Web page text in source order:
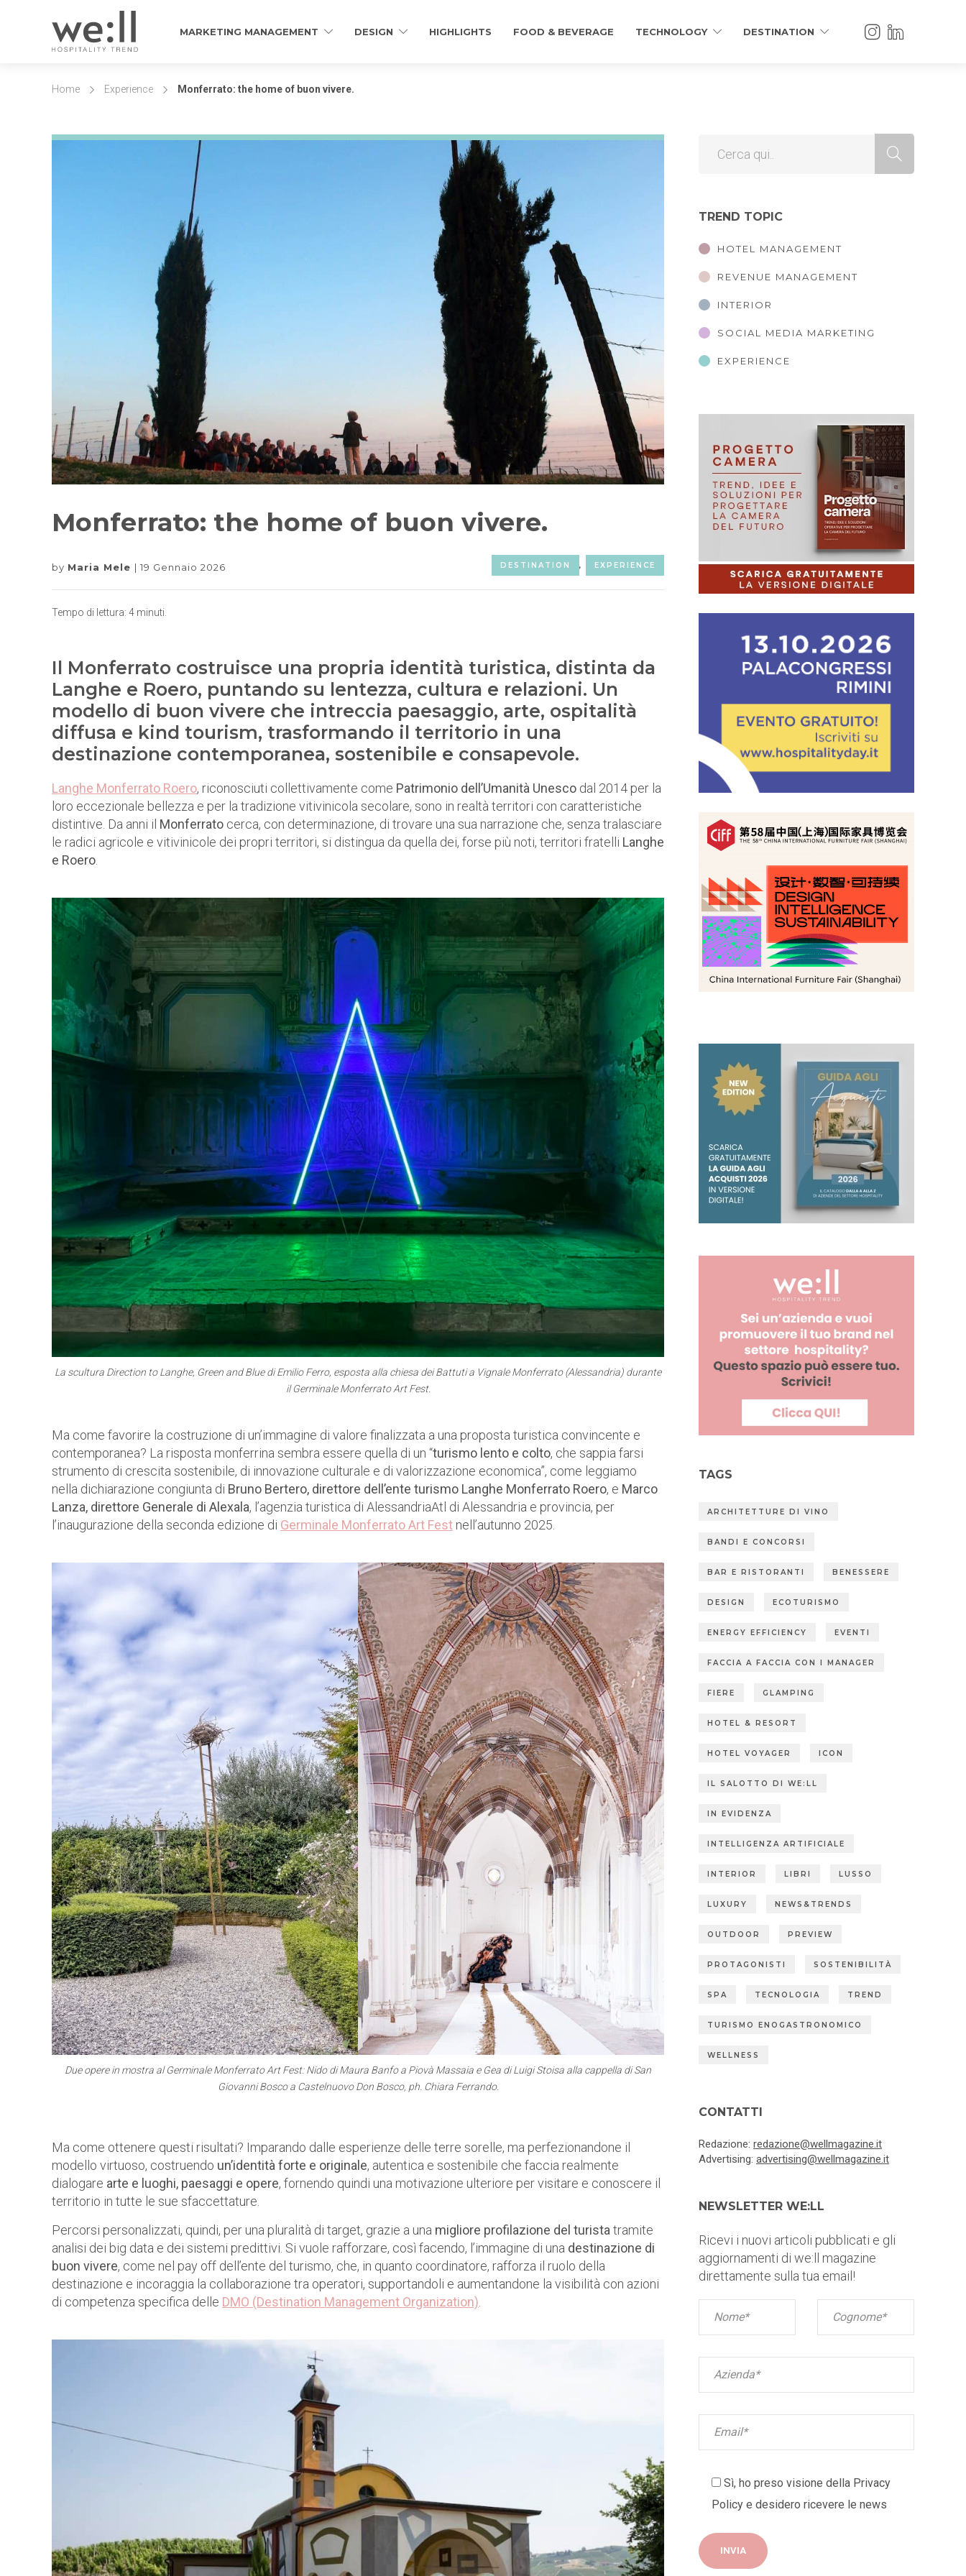
MARKETING MANAGEMENT DESIGN HIGHLIGHTS FOOD & BEVERAGE TECHNOLOGY DESTINATION
Home Experience Monferrato: the home of buon vivere.
Monferrato: the home of buon vivere.
by Maria Mele 19 Gennaio 2026 DESTINATION , EXPERIENCE
Tempo di lettura: 4 minuti.
Il Monferrato costruisce una propria identità turistica, distinta da
Langhe e Roero, puntando su lentezza, cultura e relazioni. Un
modello di buon vivere che intreccia paesaggio, arte, ospitalità
diffusa e kind tourism, trasformando il territorio in una
destinazione contemporanea, sostenibile e consapevole.
Langhe Monferrato Roero, riconosciuti collettivamente come Patrimonio dell’Umanità Unesco dal 2014 per la
loro eccezionale bellezza e per la tradizione vitivinicola secolare, sono in realtà territori con caratteristiche
distintive. Da anni il Monferrato cerca, con determinazione, di trovare una sua narrazione che, senza tralasciare
le radici agricole e vitivinicole dei propri territori, si distingua da quella dei, forse più noti, territori fratelli Langhe
e Roero.
La scultura Direction to Langhe, Green and Blue di Emilio Ferro, esposta alla chiesa dei Battuti a Vignale Monferrato (Alessandria) durante
il Germinale Monferrato Art Fest.
Ma come favorire la costruzione di un’immagine di valore finalizzata a una proposta turistica convincente e
contemporanea? La risposta monferrina sembra essere quella di un “turismo lento e colto, che sappia farsi
strumento di crescita sostenibile, di innovazione culturale e di valorizzazione economica”, come leggiamo
nella dichiarazione congiunta di Bruno Bertero, direttore dell’ente turismo Langhe Monferrato Roero, e Marco
Lanza, direttore Generale di Alexala, l’agenzia turistica di AlessandriaAtl di Alessandria e provincia, per
l’inaugurazione della seconda edizione di Germinale Monferrato Art Fest nell’autunno 2025.
Due opere in mostra al Germinale Monferrato Art Fest: Nido di Maura Banfo a Piovà Massaia e Gea di Luigi Stoisa alla cappella di San
Giovanni Bosco a Castelnuovo Don Bosco, ph. Chiara Ferrando.
Ma come ottenere questi risultati? Imparando dalle esperienze delle terre sorelle, ma perfezionandone il
modello virtuoso, costruendo un’identità forte e originale, autentica e sostenibile che faccia realmente
dialogare arte e luoghi, paesaggi e opere, fornendo quindi una motivazione ulteriore per visitare e conoscere il
territorio in tutte le sue sfaccettature.
Percorsi personalizzati, quindi, per una pluralità di target, grazie a una migliore profilazione del turista tramite
analisi dei big data e dei sistemi predittivi. Si vuole rafforzare, così facendo, l’immagine di una destinazione di
buon vivere, come nel pay off dell’ente del turismo, che, in quanto coordinatore, rafforza il ruolo della
destinazione e incoraggia la collaborazione tra operatori, supportandoli e aumentandone la visibilità con azioni
di competenza specifica delle DMO (Destination Management Organization)
TREND TOPIC
HOTEL MANAGEMENT
REVENUE MANAGEMENT
INTERIOR
SOCIAL MEDIA MARKETING
EXPERIENCE
TAGS
ARCHITETTURE DI VINO
BANDI E CONCORSI
BAR E RISTORANTI BENESSERE
DESIGN ECOTURISMO
ENERGY EFFICIENCY EVENTI
FACCIA A FACCIA CON I MANAGER
FIERE GLAMPING
HOTEL & RESORT
HOTEL VOYAGER ICON
IL SALOTTO DI WE:LL
IN EVIDENZA
INTELLIGENZA ARTIFICIALE
INTERIOR LIBRI LUSSO
LUXURY NEWS&TRENDS
OUTDOOR PREVIEW
PROTAGONISTI SOSTENIBILITÀ
SPA TECNOLOGIA TREND
TURISMO ENOGASTRONOMICO
WELLNESS
CONTATTI
Redazione: redazione@wellmagazine.it
Advertising: advertising@wellmagazine.it
NEWSLETTER WE:LL
Ricevi i nuovi articoli pubblicati e gli
aggiornamenti di we:ll magazine
direttamente sulla tua email!
Sì, ho preso visione della Privacy
Policy e desidero ricevere le news